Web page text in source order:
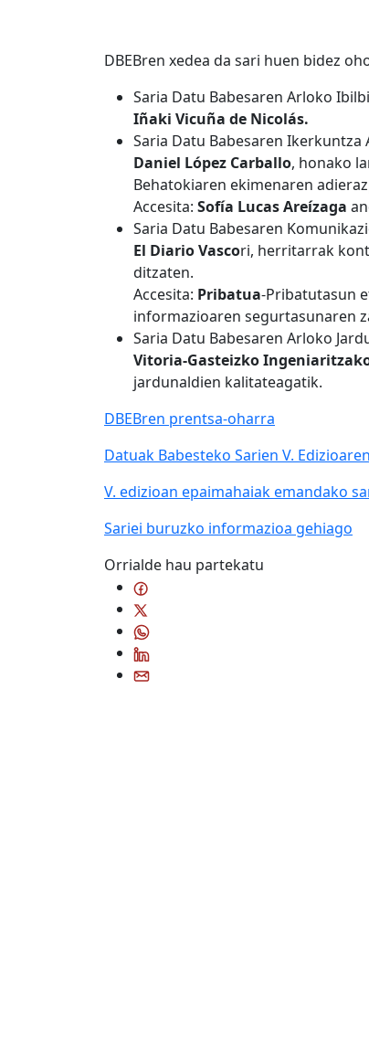
DBEBren xedea da sari huen bidez
Saria Datu Babesaren Arloko
Iñaki Vicuña de Nicolás.
Saria Datu Babesaren Ikerkuntza
Daniel López Carballo, honako
Behatokiaren ekimenaren
Accesita: Sofía Lucas Areízaga
Saria Datu Babesaren
El Diario Vascori, herritarrak
ditzaten.
Accesita: Pribatua-Pribatutasun
informazioaren segurtasunaren
Saria Datu Babesaren Arloko
Vitoria-Gasteizko
jardunaldien kalitateagatik.
DBEBren prentsa-oharra
Datuak Babesteko Sarien V.
V. edizioan epaimahaiak emandako
Sariei buruzko informazioa gehiago
Orrialde hau partekatu